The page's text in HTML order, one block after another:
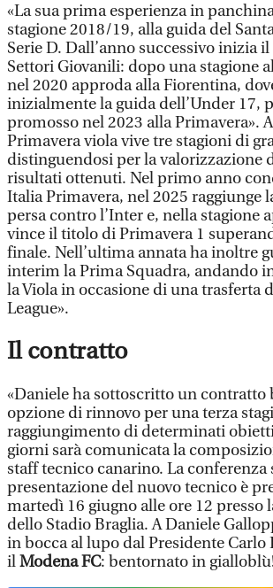
«La sua prima esperienza in
stagione 2018/19, alla guida del
Serie D. Dall’anno successivo inizia
Settori Giovanili: dopo una stagione
nel 2020 approda alla Fiorentina,
inizialmente la guida dell’Under 17,
promosso nel 2023 alla Primavera».
Primavera viola vive tre stagioni di
distinguendosi per la valorizzazione
risultati ottenuti. Nel primo anno
Italia Primavera, nel 2025 raggiunge
persa contro l’Inter e, nella stagione
vince il titolo di Primavera 1
finale. Nell’ultima annata ha inoltre
interim la Prima Squadra, andando
la Viola in occasione di una trasferta
League».
Il contratto
«Daniele ha sottoscritto un contratto
opzione di rinnovo per una terza
raggiungimento di determinati
giorni sarà comunicata la
staff tecnico canarino. La conferenza
presentazione del nuovo tecnico è
martedì 16 giugno alle ore 12 presso
dello Stadio Braglia. A Daniele
in bocca al lupo dal Presidente Carlo
ilModena FC: bentornato in